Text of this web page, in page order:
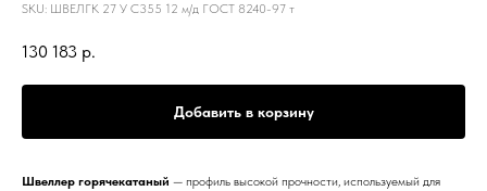
SKU: ШВЕЛГК 27 У С355 12 м/д ГОСТ 8240-97 т
130 183 р.
Добавить в корзину
Швеллер горячекатаный — профиль высокой прочности, используемый для